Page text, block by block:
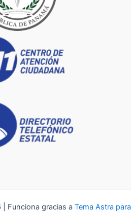
Funciona gracias a Tema Astra para